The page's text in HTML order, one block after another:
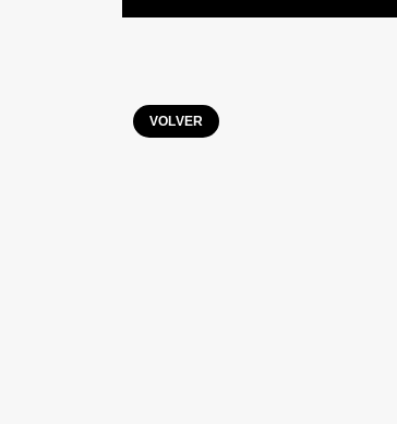
VOLVER